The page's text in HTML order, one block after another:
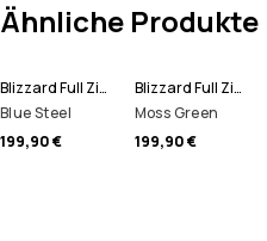
Ähnliche Produkte
Blizzard Full Zip Snowboardjacke Men
Blue Steel
199,90 €
Blizzard Full Zip Snowboardjacke Men
Moss Green
199,90 €